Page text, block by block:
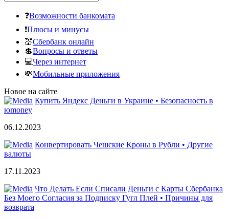
❓Возможности банкомата
❗Плюсы и минусы
💒Сбербанк онлайн
💲Вопросы и ответы
💻Через интернет
💸Мобильные приложения
Новое на сайте
Купить Яндекс Деньги в Украине • Безопасность в
юmoney
06.12.2023
Конвертировать Чешские Кроны в Рубли • Другие
валюты
17.11.2023
Что Делать Если Списали Деньги с Карты Сбербанка
Без Моего Согласия за Подписку Гугл Плей • Причины для
возврата